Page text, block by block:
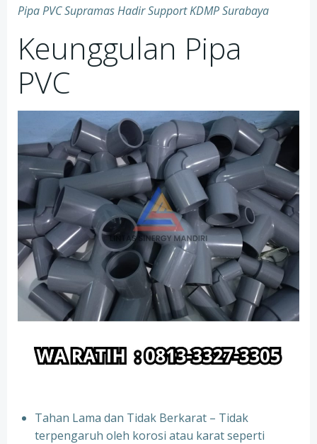
Pipa PVC Supramas Hadir Support KDMP Surabaya
Keunggulan Pipa
PVC
Tahan Lama dan Tidak Berkarat – Tidak
terpengaruh oleh korosi atau karat seperti